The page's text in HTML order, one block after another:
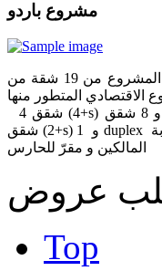
مشروع باردو
يتكون هذا المشروع من 19 شقة من
4 شقق (4+s) و 8 شقق (3+s) و 6
شقق (2+s) و 1 duplex و مقرّ لنقابة
المالكين و مقرّ للحارس
عروض
Top